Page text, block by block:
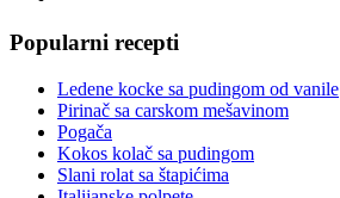
Popularni recepti
Ledene kocke sa pudingom od vanile
Pirinač sa carskom mešavinom
Pogača
Kokos kolač sa pudingom
Slani rolat sa štapićima